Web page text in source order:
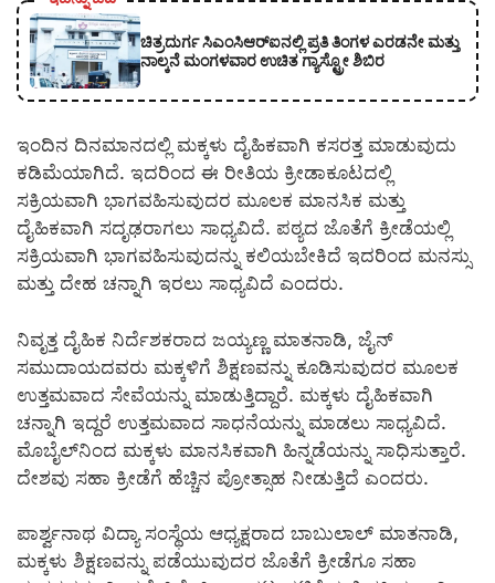
ಚಿತ್ರದುರ್ಗ ಸಿಎಂಸಿಆರ್‍ಐನಲ್ಲಿ ಪ್ರತಿ ತಿಂಗಳ ಎರಡನೇ ಮತ್ತು
ನಾಲ್ಕನೆ ಮಂಗಳವಾರ ಉಚಿತ ಗ್ಯಾಸ್ಟ್ರೋ ಶಿಬಿರ
ಇಂದಿನ ದಿನಮಾನದಲ್ಲಿ ಮಕ್ಕಳು ದೈಹಿಕವಾಗಿ ಕಸರತ್ತ ಮಾಡುವುದು
ಕಡಿಮೆಯಾಗಿದೆ. ಇದರಿಂದ ಈ ರೀತಿಯ ಕ್ರೀಡಾಕೂಟದಲ್ಲಿ
ಸಕ್ರಿಯವಾಗಿ ಭಾಗವಹಿಸುವುದರ ಮೂಲಕ ಮಾನಸಿಕ ಮತ್ತು
ದೈಹಿಕವಾಗಿ ಸದೃಢರಾಗಲು ಸಾಧ್ಯವಿದೆ. ಪಠ್ಯದ ಜೊತೆಗೆ ಕ್ರೀಡೆಯಲ್ಲಿ
ಸಕ್ರಿಯವಾಗಿ ಭಾಗವಹಿಸುವುದನ್ನು ಕಲಿಯಬೇಕಿದೆ ಇದರಿಂದ ಮನಸ್ಸು
ಮತ್ತು ದೇಹ ಚನ್ನಾಗಿ ಇರಲು ಸಾಧ್ಯವಿದೆ ಎಂದರು.
ನಿವೃತ್ತ ದೈಹಿಕ ನಿರ್ದೆಶಕರಾದ ಜಯ್ಯಣ್ಣ ಮಾತನಾಡಿ, ಜೈನ್
ಸಮುದಾಯದವರು ಮಕ್ಕಳಿಗೆ ಶಿಕ್ಷಣವನ್ನು ಕೂಡಿಸುವುದರ ಮೂಲಕ
ಉತ್ತಮವಾದ ಸೇವೆಯನ್ನು ಮಾಡುತ್ತಿದ್ದಾರೆ. ಮಕ್ಕಳು ದೈಹಿಕವಾಗಿ
ಚನ್ನಾಗಿ ಇದ್ದರೆ ಉತ್ತಮವಾದ ಸಾಧನೆಯನ್ನು ಮಾಡಲು ಸಾಧ್ಯವಿದೆ.
ಮೊಬೈಲ್‍ನಿಂದ ಮಕ್ಕಳು ಮಾನಸಿಕವಾಗಿ ಹಿನ್ನಡೆಯನ್ನು ಸಾಧಿಸುತ್ತಾರೆ.
ದೇಶವು ಸಹಾ ಕ್ರೀಡೆಗೆ ಹೆಚ್ಚಿನ ಪ್ರೋತ್ಸಾಹ ನೀಡುತ್ತಿದೆ ಎಂದರು.
ಪಾರ್ಶ್ವನಾಥ ವಿದ್ಯಾ ಸಂಸ್ಥೆಯ ಆಧ್ಯಕ್ಷರಾದ ಬಾಬುಲಾಲ್ ಮಾತನಾಡಿ,
ಮಕ್ಕಳು ಶಿಕ್ಷಣವನ್ನು ಪಡೆಯುವುದರ ಜೊತೆಗೆ ಕ್ರೀಡೆಗೂ ಸಹಾ